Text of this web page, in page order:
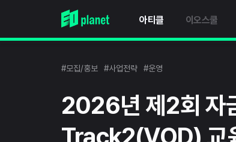
아티클 이오스쿨
#모집/홍보 #사업전략 #운영
2026년 제2회 자